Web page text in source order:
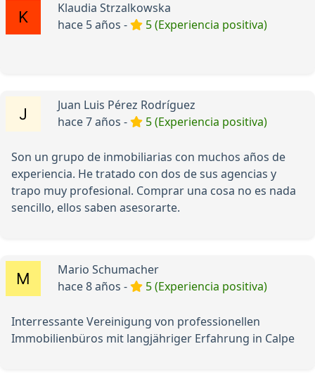
Klaudia Strzalkowska
hace 5 años -
5 (Experiencia positiva)
Juan Luis Pérez Rodríguez
hace 7 años -
5 (Experiencia positiva)
Son un grupo de inmobiliarias con muchos años de
experiencia. He tratado con dos de sus agencias y
trapo muy profesional. Comprar una cosa no es nada
sencillo, ellos saben asesorarte.
Mario Schumacher
hace 8 años -
5 (Experiencia positiva)
Interressante Vereinigung von professionellen
Immobilienbüros mit langjähriger Erfahrung in Calpe